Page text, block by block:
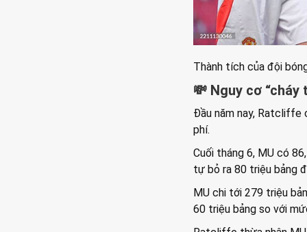
Thành tích của đội
💸 Nguy cơ
Đầu năm nay, Ratcliffe
phí.
Cuối tháng 6, MU có
tự bỏ ra 80 triệu bảng
MU chi tới 279 triệu
60 triệu bảng so với